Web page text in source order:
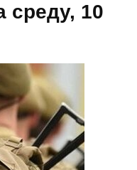
среду, 10